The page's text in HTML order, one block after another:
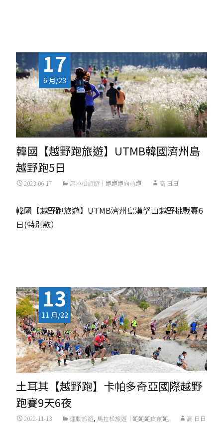
17
6 月/23
韓國【越野跑旅遊】UTMB韓國濟州島
越野跑5日
2023-06-17 馬拉松旅遊｜跑跑跑向前跑 高 日日
韓國【越野跑旅遊】UTMB濟州島漢拏山越野挑戰賽6
日(特別款）
13
11 月/22
土耳其【越野跑】卡帕多奇亞國際越野
跑賽9天6夜
2022-11-13 運動旅遊, 馬拉松旅遊｜跑跑跑向前跑 高 日日